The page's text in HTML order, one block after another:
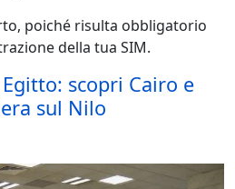
poiché risulta obbligatorio
della tua SIM.
scopri Cairo e
sul Nilo